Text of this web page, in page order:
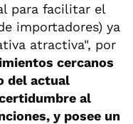
para facilitar el
importadores) ya
atractiva", por
cercanos
del actual
al
y posee un